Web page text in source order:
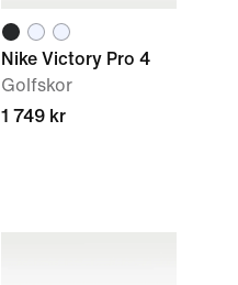
Nike Victory Pro 4
Golfskor
1 749 kr